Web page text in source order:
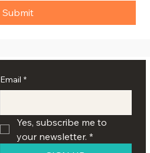
Submit
Email *
Yes, subscribe me to
your newsletter. *